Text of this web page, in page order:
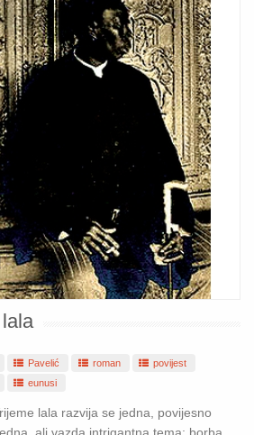
Pavelić roman
povijest
eunusi
lala razvija se jedna, povijesno